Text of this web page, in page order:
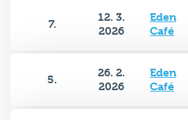
7.
12. 3.
2026
Eden
Café
5.
26. 2.
2026
Eden
Café